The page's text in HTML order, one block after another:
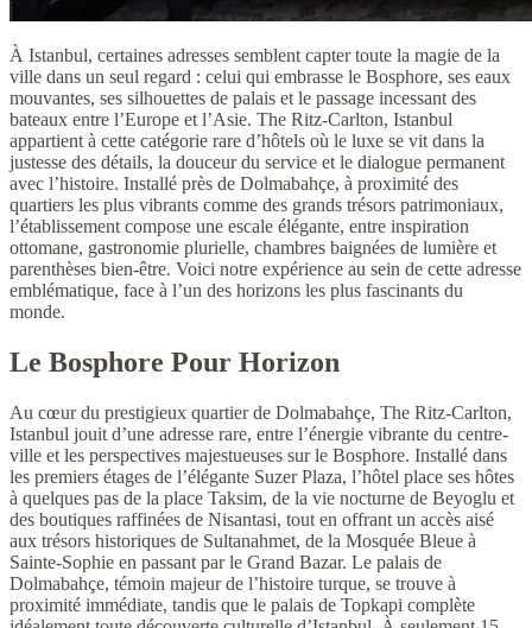
À Istanbul, certaines adresses semblent capter toute la magie de la
ville dans un seul regard : celui qui embrasse le Bosphore, ses eaux
mouvantes, ses silhouettes de palais et le passage incessant des
bateaux entre l’Europe et l’Asie. The Ritz-Carlton, Istanbul
appartient à cette catégorie rare d’hôtels où le luxe se vit dans la
justesse des détails, la douceur du service et le dialogue permanent
avec l’histoire. Installé près de Dolmabahçe, à proximité des
quartiers les plus vibrants comme des grands trésors patrimoniaux,
l’établissement compose une escale élégante, entre inspiration
ottomane, gastronomie plurielle, chambres baignées de lumière et
parenthèses bien-être. Voici notre expérience au sein de cette adresse
emblématique, face à l’un des horizons les plus fascinants du
monde.
Le Bosphore Pour Horizon
Au cœur du prestigieux quartier de Dolmabahçe, The Ritz-Carlton,
Istanbul jouit d’une adresse rare, entre l’énergie vibrante du centre-
ville et les perspectives majestueuses sur le Bosphore. Installé dans
les premiers étages de l’élégante Suzer Plaza, l’hôtel place ses hôtes
à quelques pas de la place Taksim, de la vie nocturne de Beyoglu et
des boutiques raffinées de Nisantasi, tout en offrant un accès aisé
aux trésors historiques de Sultanahmet, de la Mosquée Bleue à
Sainte-Sophie en passant par le Grand Bazar. Le palais de
Dolmabahçe, témoin majeur de l’histoire turque, se trouve à
proximité immédiate, tandis que le palais de Topkapi complète